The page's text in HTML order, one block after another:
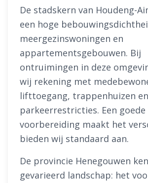
De stadskern van Houdeng-
een hoge
meergezinswoningen en
appartementsgebouwen. Bij
ontruimingen in deze
wij rekening met
lifttoegang, trappenhuizen en
parkeerrestricties. Een goede
voorbereiding maakt het
bieden wij standaard aan.
De provincie Henegouwen
gevarieerd landschap: het